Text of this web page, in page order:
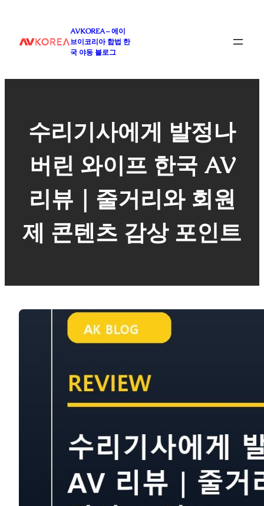
로
AVKOREA – 에이
브이코리아 합법 한
국 야동 블로그
수리기사에게 발정나
버린 와이프 한국 AV
리뷰｜줄거리와 회원
제 콘텐츠 감상 포인트